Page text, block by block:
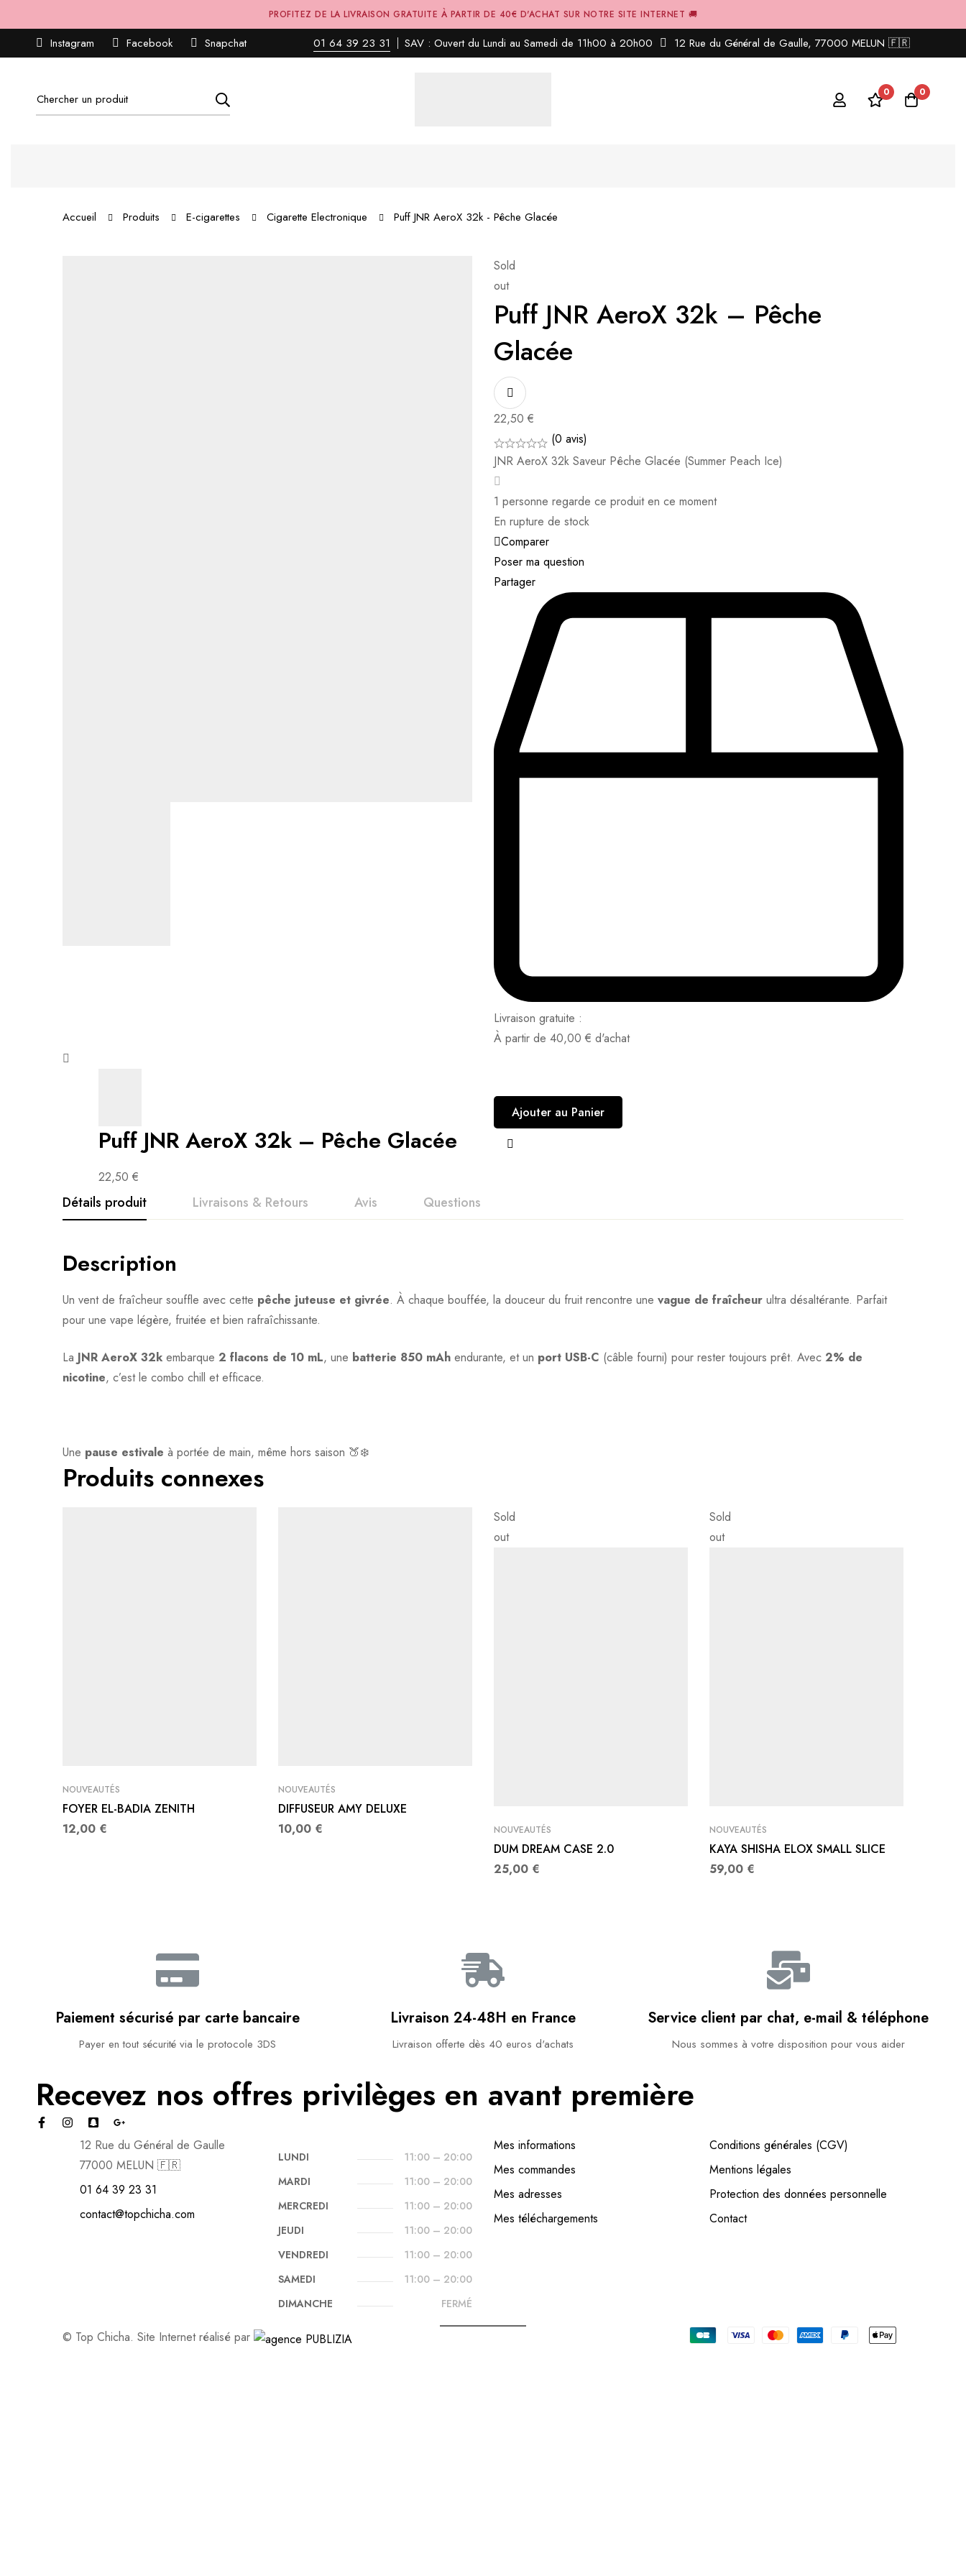
PROFITEZ DE LA LIVRAISON GRATUITE À PARTIR DE 40€ D'ACHAT SUR NOTRE SITE INTERNET 🚚
Instagram Facebook Snapchat 01 64 39 23 31 SAV : Ouvert du Lundi au Samedi de 11h00 à 20h00 12 Rue du Général de Gaulle, 77000 MELUN 🇫🇷
0 0
Accueil Produits E-cigarettes Cigarette Electronique Puff JNR AeroX 32k - Pêche Glacée
Sold
out
Puff JNR AeroX 32k – Pêche
Glacée
22,50 €
(0 avis)
JNR AeroX 32k Saveur Pêche Glacée (Summer Peach Ice)
1 personne regarde ce produit en ce moment
En rupture de stock
Comparer
Poser ma question
Partager
Livraison gratuite :
À partir de 40,00 € d'achat
Puff JNR AeroX 32k – Pêche Glacée
22,50 €
Ajouter au Panier
Détails produit Livraisons & Retours Avis Questions
Description
Un vent de fraîcheur souffle avec cette pêche juteuse et givrée. À chaque bouffée, la douceur du fruit rencontre une vague de fraîcheur ultra désaltérante. Parfait
pour une vape légère, fruitée et bien rafraîchissante.
La JNR AeroX 32k embarque 2 flacons de 10 mL, une batterie 850 mAh endurante, et un port USB-C (câble fourni) pour rester toujours prêt. Avec 2% de
nicotine, c’est le combo chill et efficace.
Une pause estivale à portée de main, même hors saison 🍑❄️
Avis clients
Based on 0 Reviews
Il n'y a pas encore d'avis, donnez le vôtre en premier !
Questions clients
0question sur ce produit
Poser ma question
Aucune question actuellement. Devenez le premier à poser votre question !
Produits connexes
NOUVEAUTÉS
FOYER EL-BADIA ZENITH
12,00 €
NOUVEAUTÉS
DIFFUSEUR AMY DELUXE
10,00 €
Sold
out
NOUVEAUTÉS
DUM DREAM CASE 2.0
25,00 €
Sold
out
NOUVEAUTÉS
KAYA SHISHA ELOX SMALL SLICE
59,00 €
Paiement sécurisé par carte bancaire​
Payer en tout sécurité via le protocole 3DS
Livraison 24-48H en France​
Livraison offerte dès 40 euros d'achats​
Service client par chat, e-mail & téléphone​
Nous sommes à votre disposition pour vous aider​
Recevez nos offres privilèges en avant première
12 Rue du Général de Gaulle
77000 MELUN 🇫🇷
01 64 39 23 31
contact@topchicha.com
LUNDI
11:00 – 20:00
MARDI
11:00 – 20:00
MERCREDI
11:00 – 20:00
JEUDI
11:00 – 20:00
VENDREDI
11:00 – 20:00
SAMEDI
11:00 – 20:00
DIMANCHE
FERMÉ
Mes informations
Mes commandes
Mes adresses
Mes téléchargements
Conditions générales (CGV)
Mentions légales
Protection des données personnelle
Contact
© Top Chicha. Site Internet réalisé par